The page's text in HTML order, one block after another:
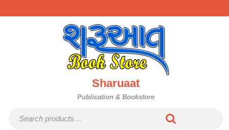
to
Sharuaat
Publication & Bookstore